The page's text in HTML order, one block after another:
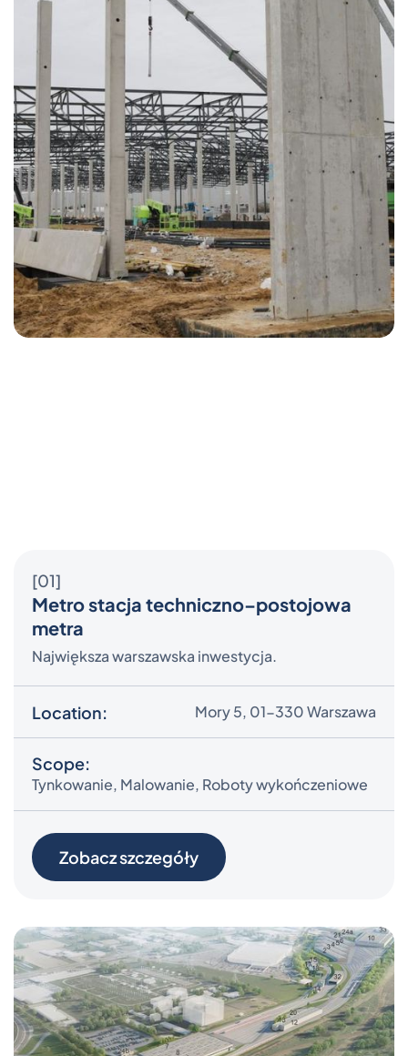
[01]
Metro stacja techniczno–postojowa
metra
Największa warszawska inwestycja.
Location: Mory 5, 01-330 Warszawa
Scope:
Tynkowanie, Malowanie, Roboty wykończeniowe
Zobacz szczegóły